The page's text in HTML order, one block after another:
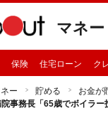
マネー
保険 住宅ローン ク
ー 貯める お金が
事務長「65歳でボイラ